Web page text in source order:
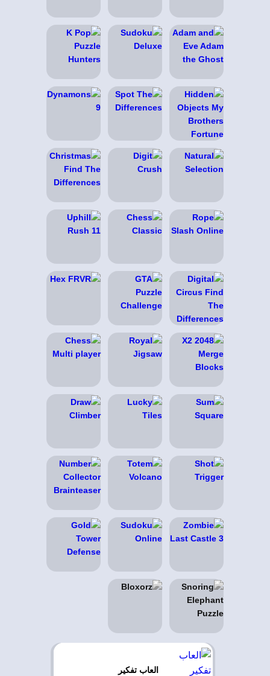
العاب تفكير